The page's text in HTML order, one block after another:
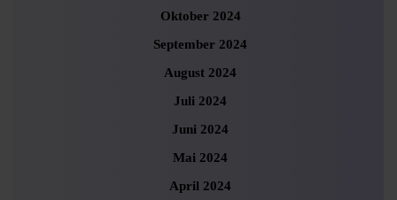
Oktober 2024
September 2024
August 2024
Juli 2024
Juni 2024
Mai 2024
April 2024